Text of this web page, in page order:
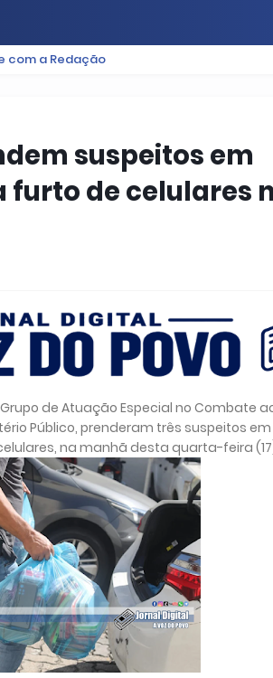
BAIXADA
com a Redação
suspeitos em
de celulares
de Atuação Especial no Combate
Público, prenderam três suspeitos
na manhã desta quarta-feira